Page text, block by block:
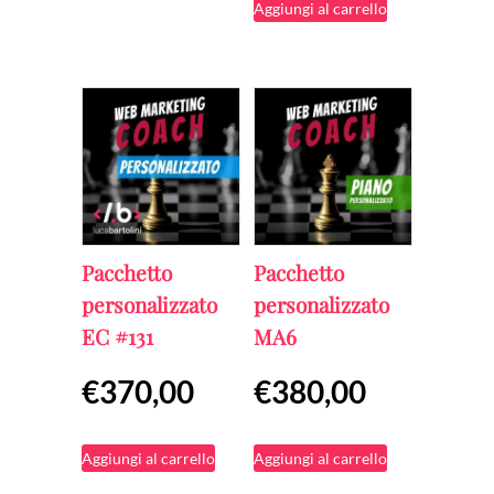
Aggiungi al carrello
Pacchetto
personalizzato
EC #131
€370,00
Aggiungi al carrello
Pacchetto
personalizzato
MA6
€380,00
Aggiungi al carrello